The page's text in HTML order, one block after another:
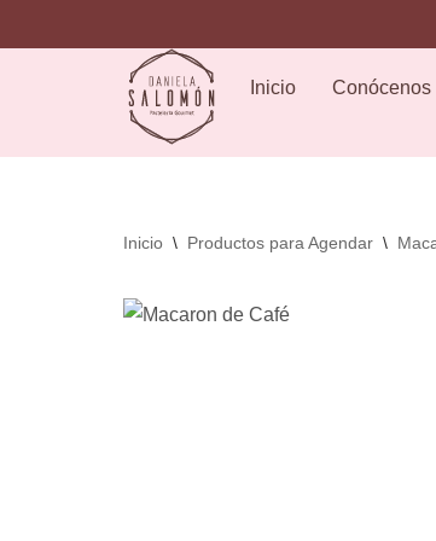
Inicio Conócenos
Inicio \ Productos para Agendar \